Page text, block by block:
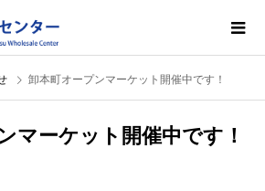
卸本町オープンマーケット開催中です！
マーケット開催中です！